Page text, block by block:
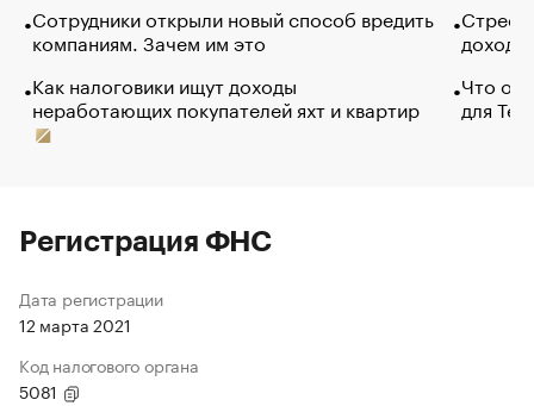
Сотрудники открыли новый способ вредить
компаниям. Зачем им это
Как налоговики ищут доходы
неработающих покупателей яхт и квартир
Что
для
Регистрация ФНС
Дата регистрации
12 марта 2021
Код налогового органа
5081